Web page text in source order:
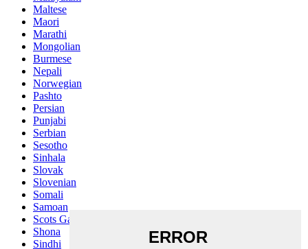
Maltese
Maori
Marathi
Mongolian
Burmese
Nepali
Norwegian
Pashto
Persian
Punjabi
Serbian
Sesotho
Sinhala
Slovak
Slovenian
Somali
Samoan
Scots Gaelic
Shona
Sindhi